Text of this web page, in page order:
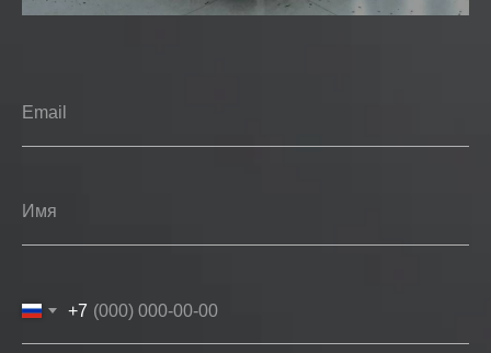
+7